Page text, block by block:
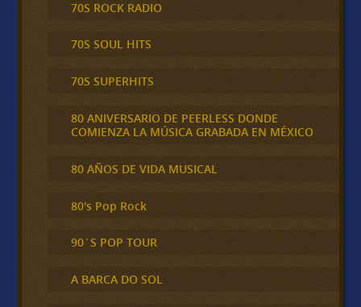
70S ROCK RADIO
70S SOUL HITS
70S SUPERHITS
80 ANIVERSARIO DE PEERLESS DONDE
COMIENZA LA MÚSICA GRABADA EN MÉXICO
80 AÑOS DE VIDA MUSICAL
80's Pop Rock
90´S POP TOUR
A BARCA DO SOL